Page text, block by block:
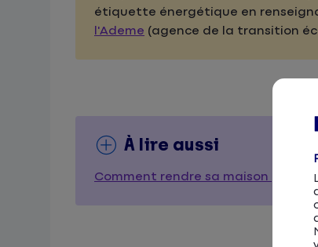
étiquette énergétique en
l'Ademe (agence de la transition
À lire aussi
Comment rendre sa maison plus